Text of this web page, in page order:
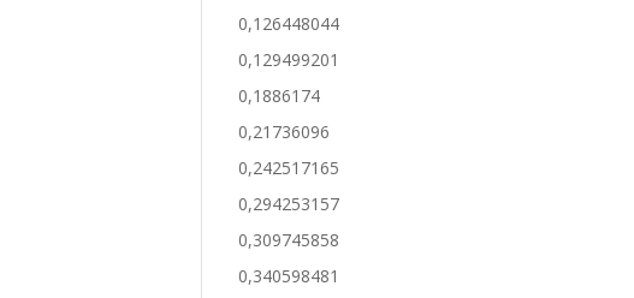
0,126448044
0,129499201
0,1886174
0,21736096
0,242517165
0,294253157
0,309745858
0,340598481